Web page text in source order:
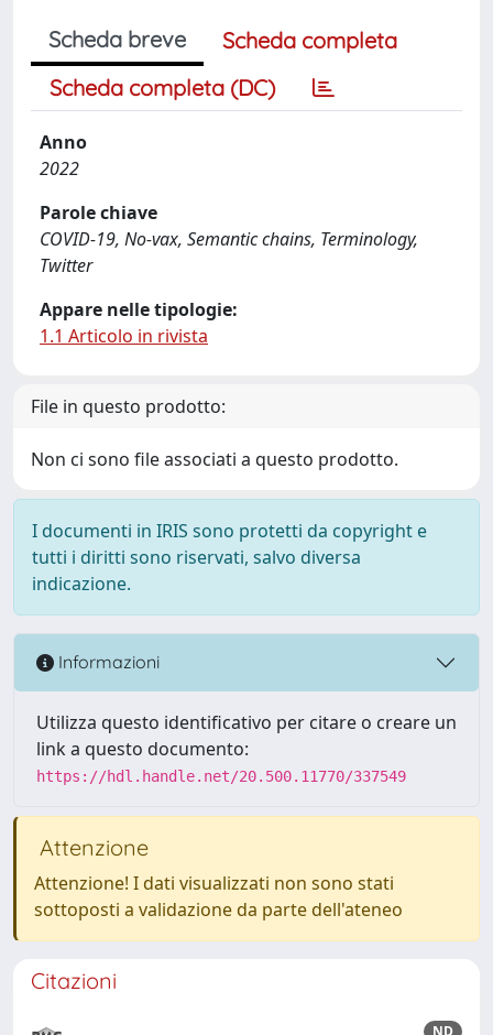
Scheda breve
Scheda completa
Scheda completa (DC)
Anno
2022
Parole chiave
COVID-19, No-vax, Semantic chains, Terminology,
Twitter
Appare nelle tipologie:
1.1 Articolo in rivista
File in questo prodotto:
Non ci sono file associati a questo prodotto.
I documenti in IRIS sono protetti da copyright e
tutti i diritti sono riservati, salvo diversa
indicazione.
Informazioni
Utilizza questo identificativo per citare o creare un
link a questo documento:
https://hdl.handle.net/20.500.11770/337549
Attenzione
Attenzione! I dati visualizzati non sono stati
sottoposti a validazione da parte dell'ateneo
Citazioni